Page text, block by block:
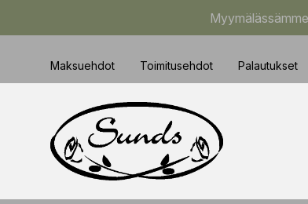
Maksuehdot Toimitusehdot Palautukset